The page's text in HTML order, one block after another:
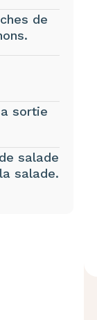
de
sortie
salade
salade.